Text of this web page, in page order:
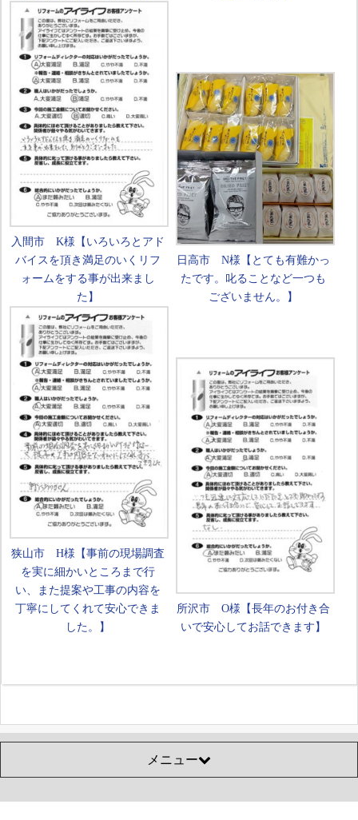
入間市 K様【いろいろとアド
バイスを頂き満足のいくリフ
ォームをする事が出来まし
た】
日高市 N様【とても有難かっ
たです。叱ることなど一つも
ございません。】
狭山市 H様【事前の現場調査
を実に細かいところまで行
い、また提案や工事の内容を
丁寧にしてくれて安心できま
した。】
所沢市 O様【長年のお付き合
いで安心してお話できます】
メニュー